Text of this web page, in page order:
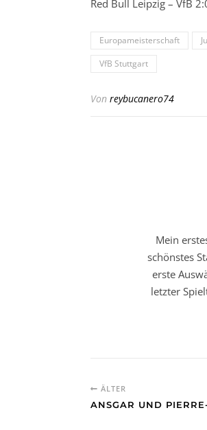
Red Bull Leipzig – VfB
Europameisterschaft
VfB Stuttgart
Von reybucanero74
Mein
schönstes
erste
letzter
ÄLTER
ANSGAR UND